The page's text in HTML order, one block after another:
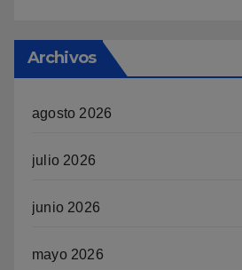
Archivos
agosto 2026
julio 2026
junio 2026
mayo 2026